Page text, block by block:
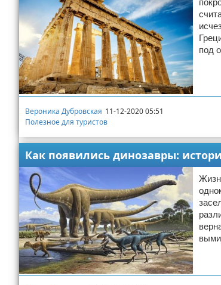
под
Вероника Дубровская 11-12-2020 05:51
Полезное для туристов
Как появились динозавры: